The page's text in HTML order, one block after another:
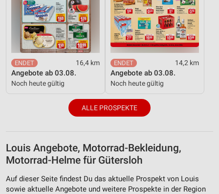
16,4 km
Angebote ab 03.08.
Noch heute gültig
14,2 km
Angebote ab 03.08.
Noch heute gültig
ALLE PROSPEKTE
Louis Angebote, Motorrad-Bekleidung,
Motorrad-Helme für Gütersloh
Auf dieser Seite findest Du das aktuelle Prospekt von Louis
sowie aktuelle Angebote und weitere Prospekte in der Region